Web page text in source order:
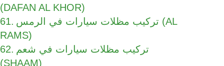
(DAFAN AL KHOR)
تركيب مظلات سيارات في الرمس (AL
RAMS)
تركيب مظلات سيارات في شعم
(SHAAM)